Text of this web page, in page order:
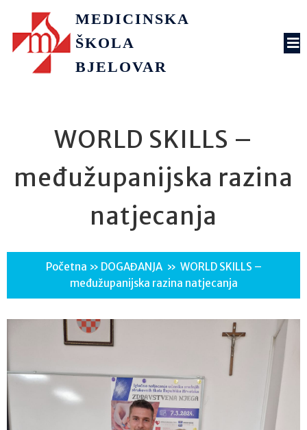
MEDICINSKA
ŠKOLA
BJELOVAR
WORLD SKILLS –
međužupanijska razina
natjecanja
Početna » DOGAĐANJA » WORLD SKILLS –
međužupanijska razina natjecanja